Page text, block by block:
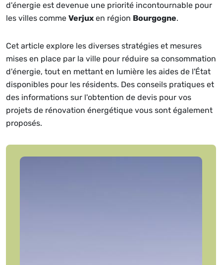
d'énergie est devenue une priorité incontournable pour
les villes comme Verjux en région Bourgogne.
Cet article explore les diverses stratégies et mesures
mises en place par la ville pour réduire sa consommation
d'énergie, tout en mettant en lumière les aides de l'État
disponibles pour les résidents. Des conseils pratiques et
des informations sur l'obtention de devis pour vos
projets de rénovation énergétique vous sont également
proposés.